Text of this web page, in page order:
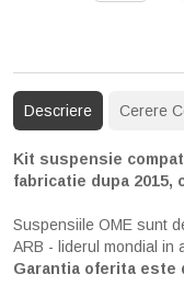
Descriere Cerere
Kit suspensie
fabricatie dupa 2015,
Suspensiile OME sunt
ARB - liderul mondial in
Garantia oferita este